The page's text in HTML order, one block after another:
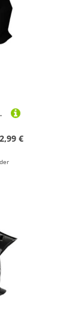
Skiabfahrten Schwarz W,XXL=63~64cm
€